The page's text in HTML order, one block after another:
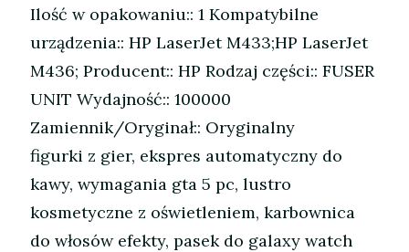
Ilość w opakowaniu:: 1 Kompatybilne
urządzenia:: HP LaserJet M433;HP LaserJet
M436; Producent:: HP Rodzaj części:: FUSER
UNIT Wydajność:: 100000
Zamiennik/Oryginał:: Oryginalny
figurki z gier, ekspres automatyczny do
kawy, wymagania gta 5 pc, lustro
kosmetyczne z oświetleniem, karbownica
do włosów efekty, pasek do galaxy watch